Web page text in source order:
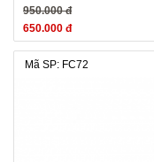
950.000 đ
650.000 đ
Mã SP: FC72